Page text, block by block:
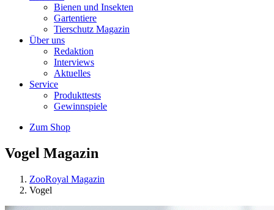
Bienen und Insekten
Gartentiere
Tierschutz Magazin
Über uns
Redaktion
Interviews
Aktuelles
Service
Produkttests
Gewinnspiele
Zum Shop
Vogel Magazin
ZooRoyal Magazin
Vogel